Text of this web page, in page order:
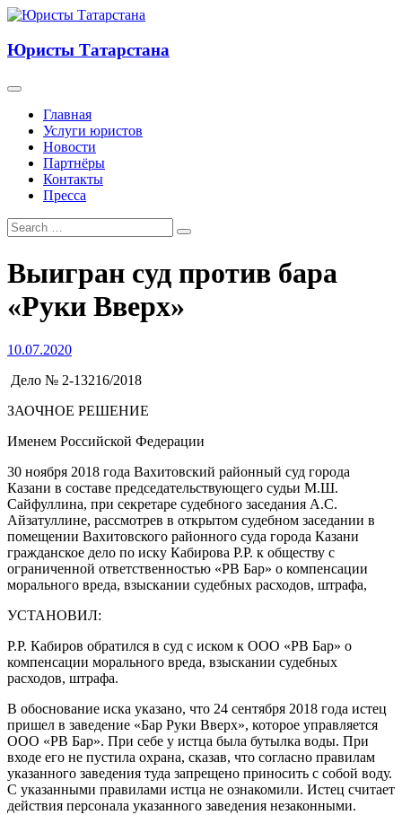
Юристы Татарстана
Главная
Услуги юристов
Новости
Партнёры
Контакты
Пресса
Выигран суд против бара
«Руки Вверх»
10.07.2020
Дело № 2-13216/2018
ЗАОЧНОЕ РЕШЕНИЕ
Именем Российской Федерации
30 ноября 2018 года Вахитовский районный суд города
Казани в составе председательствующего судьи М.Ш.
Сайфуллина, при секретаре судебного заседания А.С.
Айзатуллине, рассмотрев в открытом судебном заседании в
помещении Вахитовского районного суда города Казани
гражданское дело по иску Кабирова Р.Р. к обществу с
ограниченной ответственностью «РВ Бар» о компенсации
морального вреда, взыскании судебных расходов, штрафа,
УСТАНОВИЛ:
Р.Р. Кабиров обратился в суд с иском к ООО «РВ Бар» о
компенсации морального вреда, взыскании судебных
расходов, штрафа.
В обоснование иска указано, что 24 сентября 2018 года истец
пришел в заведение «Бар Руки Вверх», которое управляется
ООО «РВ Бар». При себе у истца была бутылка воды. При
входе его не пустила охрана, сказав, что согласно правилам
указанного заведения туда запрещено приносить с собой воду.
С указанными правилами истца не ознакомили. Истец считает
действия персонала указанного заведения незаконными.